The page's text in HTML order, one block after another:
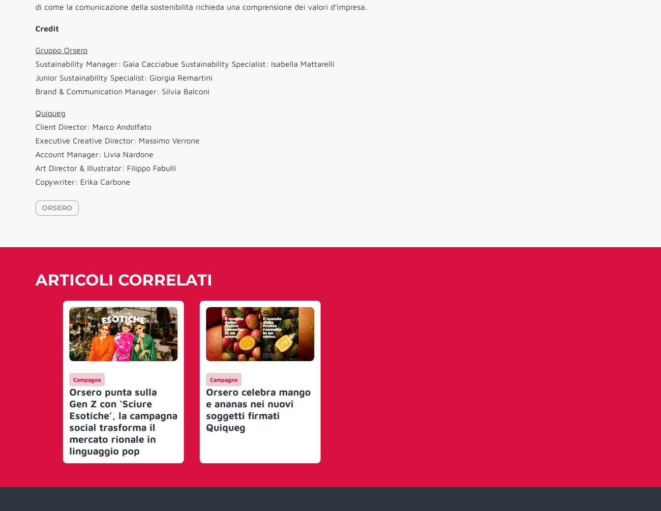
di come la comunicazione della sostenibilità richieda una comprensione dei valori d’impresa.
Credit
Gruppo Orsero
Sustainability Manager: Gaia Cacciabue Sustainability Specialist: Isabella Mattarelli
Junior Sustainability Specialist: Giorgia Remartini
Brand & Communication Manager: Silvia Balconi
Quiqueg
Client Director: Marco Andolfato
Executive Creative Director: Massimo Verrone
Account Manager: Livia Nardone
Art Director & Illustrator: Filippo Fabulli
Copywriter: Erika Carbone
ORSERO
ARTICOLI CORRELATI
Campagne
Orsero punta sulla
Gen Z con ‘Sciure
Esotiche’, la campagna
social trasforma il
mercato rionale in
linguaggio pop
Campagne
Orsero celebra mango
e ananas nei nuovi
soggetti firmati
Quiqueg